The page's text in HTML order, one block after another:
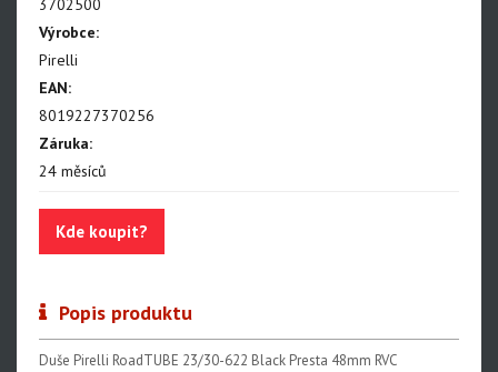
Bezdušové ventilky
3702500
Výrobce:
Pirelli
EAN:
8019227370256
Záruka:
24 měsíců
Kde koupit?
Popis produktu
Duše Pirelli RoadTUBE 23/30-622 Black Presta 48mm RVC